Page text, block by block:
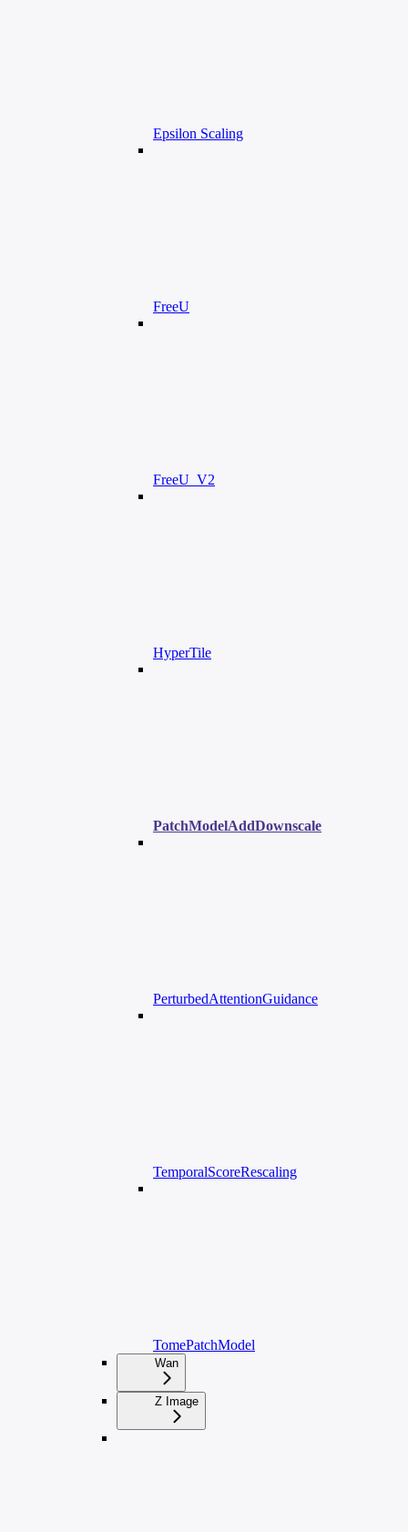
Epsilon Scaling
FreeU
FreeU_V2
HyperTile
PatchModelAddDownscale
PerturbedAttentionGuidance
TemporalScoreRescaling
TomePatchModel
Wan
Z Image